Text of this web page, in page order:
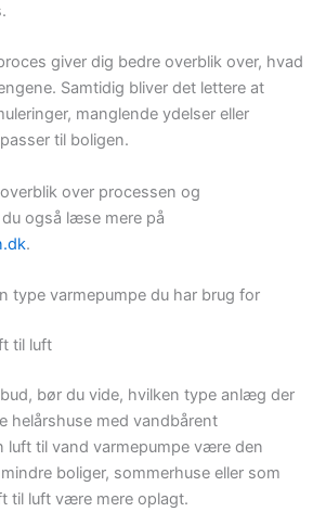
giver dig bedre overblik over, hvad
Samtidig bliver det lettere at
manglende ydelser eller
til boligen.
over processen og
også læse mere på
.
type varmepumpe du har brug for
til luft
bør du vide, hvilken type anlæg der
helårshuse med vandbårent
luft til vand varmepumpe være den
boliger, sommerhuse eller som
til luft være mere oplagt.